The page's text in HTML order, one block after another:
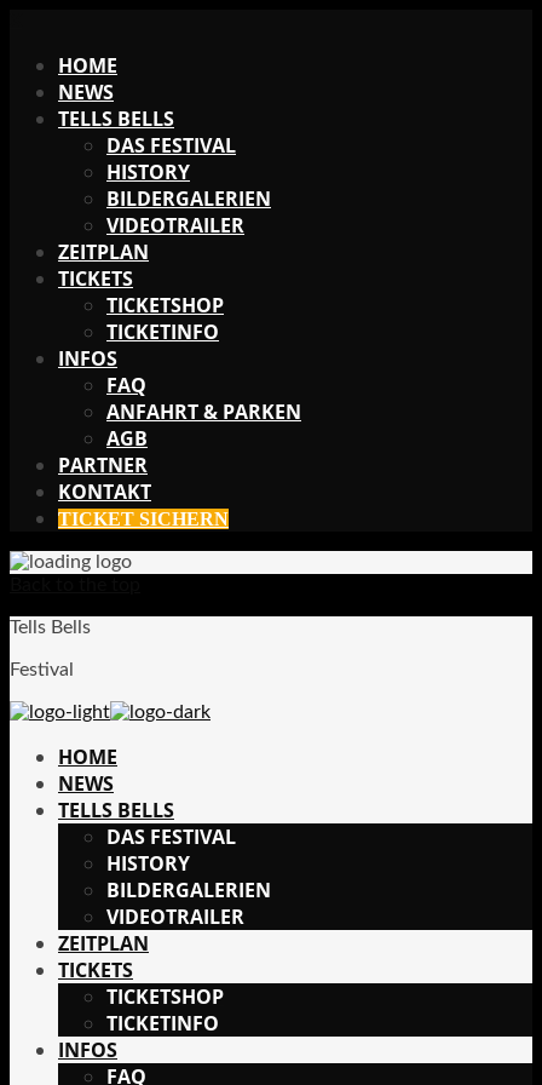
HOME
NEWS
TELLS BELLS
DAS FESTIVAL
HISTORY
BILDERGALERIEN
VIDEOTRAILER
ZEITPLAN
TICKETS
TICKETSHOP
TICKETINFO
INFOS
FAQ
ANFAHRT & PARKEN
AGB
PARTNER
KONTAKT
TICKET SICHERN
Tells Bells
Festival
HOME
NEWS
TELLS BELLS
DAS FESTIVAL
HISTORY
BILDERGALERIEN
VIDEOTRAILER
ZEITPLAN
TICKETS
TICKETSHOP
TICKETINFO
INFOS
FAQ